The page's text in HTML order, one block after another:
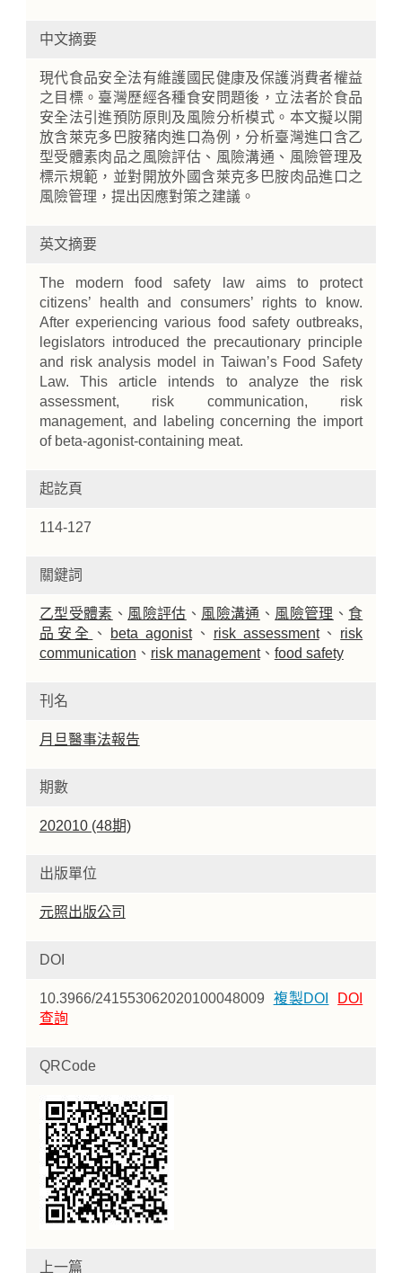
中文摘要
現代食品安全法有維護國民健康及保護消費者權益
之目標。臺灣歷經各種食安問題後，立法者於食品
安全法引進預防原則及風險分析模式。本文擬以開
放含萊克多巴胺豬肉進口為例，分析臺灣進口含乙
型受體素肉品之風險評估、風險溝通、風險管理及
標示規範，並對開放外國含萊克多巴胺肉品進口之
風險管理，提出因應對策之建議。
英文摘要
The modern food safety law aims to protect
citizens’ health and consumers’ rights to know.
After experiencing various food safety outbreaks,
legislators introduced the precautionary principle
and risk analysis model in Taiwan’s Food Safety
Law. This article intends to analyze the risk
assessment, risk communication, risk
management, and labeling concerning the import
of beta-agonist-containing meat.
起訖頁
114-127
關鍵詞
乙型受體素 、 風險評估 、 風險溝通 、 風險管理 、 食
品安全
、 beta agonist、 risk assessment、 risk
communication 、 risk management、 food safety
刊名
月旦醫事法報告
期數
202010 (48期)
出版單位
元照出版公司
DOI
10.3966/241553062020100048009 複製DOI
DOI
查詢
QRCode
上一篇